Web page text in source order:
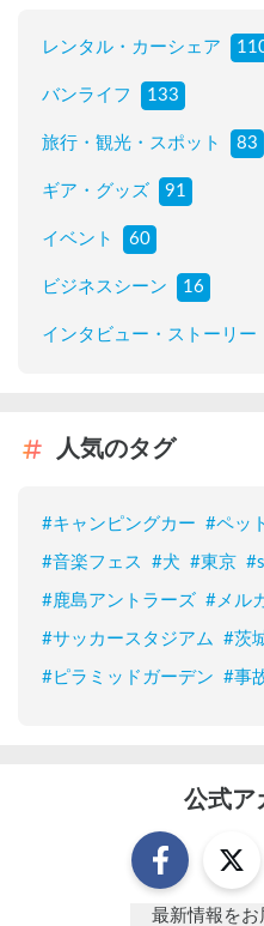
レンタル・カーシェア
バンライフ 133
旅行・観光・スポット 83
ギア・グッズ 91
イベント 60
ビジネスシーン 16
インタビュー・ストーリー
人気のタグ
#キャンピングカー #ペッ
#音楽フェス #犬 #東京 #
#鹿島アントラーズ # メル
#サッカースタジアム #茨
#ピラミッドガーデン #事
公式ア
最新情報をお